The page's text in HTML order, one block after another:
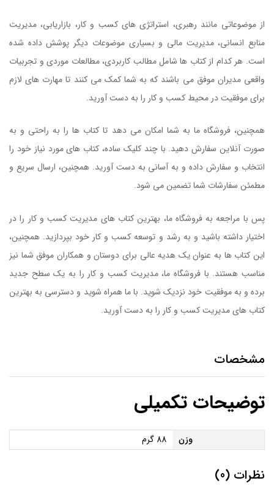
از موضوعاتی مانند رهبری، استراتژی های کسب و کار، بازاریابی، مدیریت
منابع انسانی، مدیریت مالی و بسیاری موضوعات دیگر پوشش داده شده
است. هر کدام از کتاب ها شامل مطالب کاربردی، مطالعات موردی و تجربیات
واقعی مدیران موفق می باشند که به شما کمک می کنند تا مهارت های لازم
برای موفقیت در محیط کسب و کار را به دست آورید.
همچنین، فروشگاه ما به شما امکان می دهد تا کتاب ها را به راحتی و به
صورت آنلاین سفارش دهید. با چند کلیک ساده، کتاب های مورد نیاز خود را
انتخاب و سفارش داده و به آسانی به دست آورید. همچنین، ارسال سریع و
مطمئن سفارشات شما تضمین می شود.
پس با مراجعه به فروشگاه ما، بهترین کتاب های مدیریت کسب و کار را در
اختیار داشته باشید و به رشد و توسعه کسب و کار خود بپردازید. همچنین،
این کتاب ها به عنوان یک هدیه عالی برای دوستان و همکاران موفق شما نیز
مناسب هستند. با فروشگاه ما، مدیریت کسب و کار را به یک سطح جدید
برده و به موفقیت خود نزدیک شوید. با ما همراه شوید و دسترسی به بهترین
کتاب های مدیریت کسب و کار را به دست آورید.
مشخصات
توضیحات تکمیلی
وزن 88 گرم
نظرات (0)